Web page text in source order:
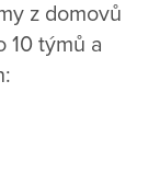
z domovů
10 týmů a